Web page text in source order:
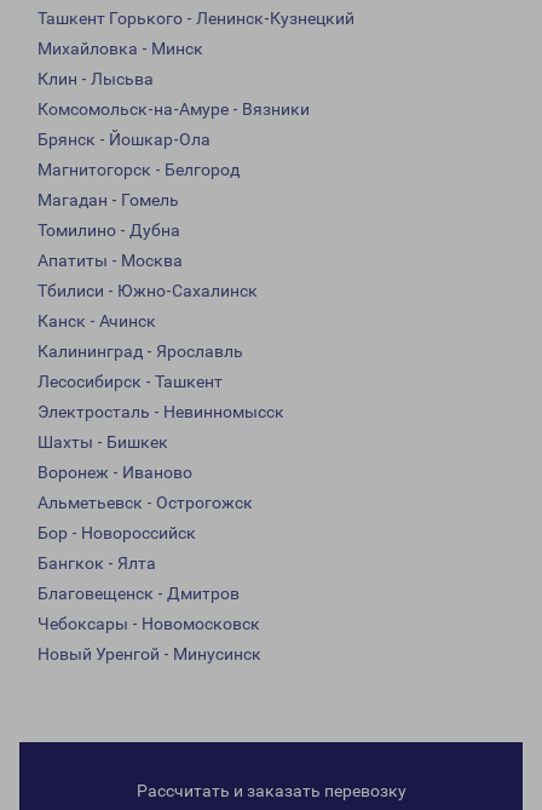
Ташкент Горького - Ленинск-Кузнецкий
Михайловка - Минск
Клин - Лысьва
Комсомольск-на-Амуре - Вязники
Брянск - Йошкар-Ола
Магнитогорск - Белгород
Магадан - Гомель
Томилино - Дубна
Апатиты - Москва
Тбилиси - Южно-Сахалинск
Канск - Ачинск
Калининград - Ярославль
Лесосибирск - Ташкент
Электросталь - Невинномысск
Шахты - Бишкек
Воронеж - Иваново
Альметьевск - Острогожск
Бор - Новороссийск
Бангкок - Ялта
Благовещенск - Дмитров
Чебоксары - Новомосковск
Новый Уренгой - Минусинск
Рассчитать и заказать перевозку